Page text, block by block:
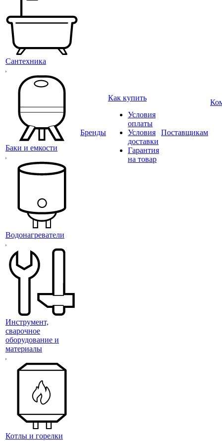
Сантехника
Баки и емкости
Водонагреватели
Инструмент,
сварочное
оборудование и
материалы
Котлы и горелки
Бренды
Как купить
Условия
оплаты
Условия
доставки
Гарантия
на товар
Поставщикам